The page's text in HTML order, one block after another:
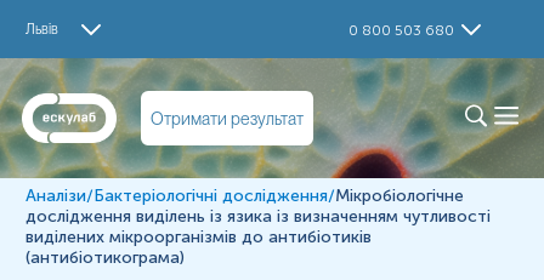
Львів 0 800 503 680
Отримати результат
Мікробіологічне дослідження виділень із язика із
визначенням чутливості виділених мікроорганізмів до
антибіотиків (антибіотикограма)
Визначення
Мікробіологічне дослідження виділень із язика із
визначенням чутливості виділених мікроорганізмів до
антибіотиків (антибіотикограма)
Матеріал
Аналізи/Бактеріологічні дослідження/Мікробіологічне
дослідження виділень із язика із визначенням чутливості
виділених мікроорганізмів до антибіотиків
(антибіотикограма)